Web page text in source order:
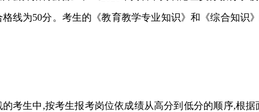
线为50分。考生的《教育教学专业知识》和《综合知识
考生中,按考生报考岗位依成绩从高分到低分的顺序,根据